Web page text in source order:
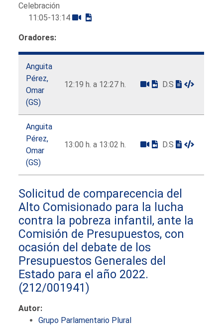
Celebración
11:05-13:14
Oradores:
Anguita
Pérez,
Omar
(GS)
12:19 h. a 12:27 h. D.S
Anguita
Pérez,
Omar
(GS)
13:00 h. a 13:02 h. D.S
Solicitud de comparecencia del
Alto Comisionado para la lucha
contra la pobreza infantil, ante la
Comisión de Presupuestos, con
ocasión del debate de los
Presupuestos Generales del
Estado para el año 2022.
(212/001941)
Autor:
Grupo Parlamentario Plural